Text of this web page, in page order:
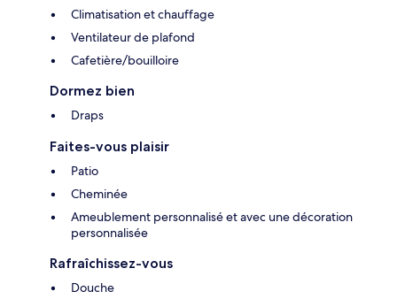
Climatisation et chauffage
Ventilateur de plafond
Cafetière/bouilloire
Dormez bien
Draps
Faites-vous plaisir
Patio
Cheminée
Ameublement personnalisé et avec une décoration
personnalisée
Rafraîchissez-vous
Douche